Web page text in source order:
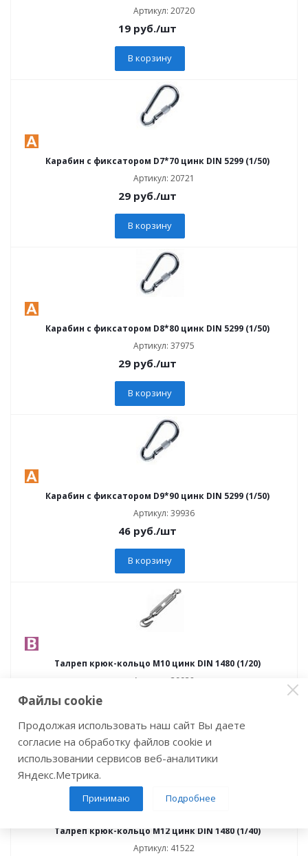
Артикул: 20720
19руб./шт
В корзину
Карабин с фиксатором D7*70 цинк DIN 5299 (1/50)
Артикул: 20721
29руб./шт
В корзину
Карабин с фиксатором D8*80 цинк DIN 5299 (1/50)
Артикул: 37975
29руб./шт
В корзину
Карабин с фиксатором D9*90 цинк DIN 5299 (1/50)
Артикул: 39936
46руб./шт
В корзину
Талреп крюк-кольцо М10 цинк DIN 1480 (1/20)
Артикул: 39938
В корзину
Талреп крюк-кольцо М12 цинк DIN 1480 (1/40)
Артикул: 41522
Файлы cookie
Продолжая использовать наш сайт Вы даете
согласие на обработку файлов cookie и
использовании сервисов веб-аналитики
Яндекс.Метрика.
Принимаю Подробнее